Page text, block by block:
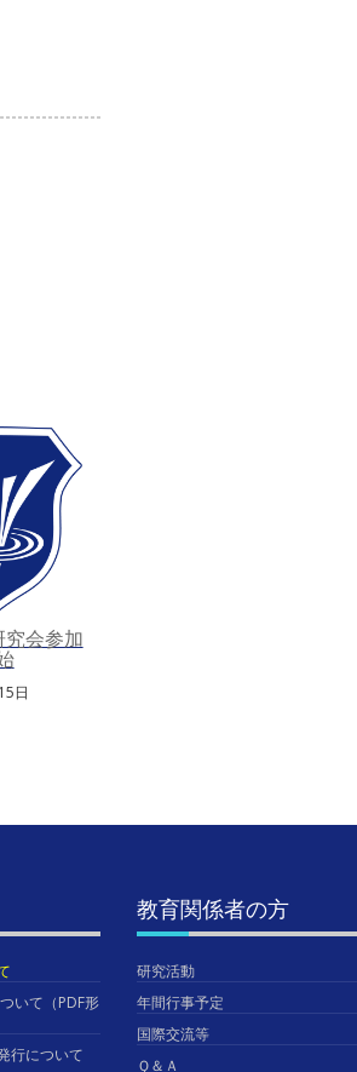
会参加
日
いて（PDF形
行について
教育関係者の方
研究活動
年間行事予定
国際交流等
Ｑ＆Ａ